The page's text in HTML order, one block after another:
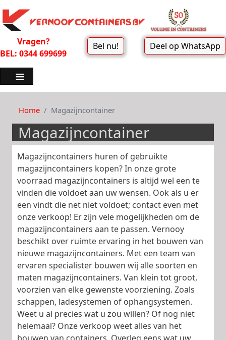
Vragen?
BEL: 0344 699699
Bel nu! Deel op WhatsApp
Home Magazijncontainer
Magazijncontainer
Magazijncontainers huren of gebruikte
magazijncontainers kopen? In onze grote
voorraad magazijncontainers is altijd wel een te
vinden die voldoet aan uw wensen. Ook als u er
een vindt die net niet voldoet; contact even met
onze verkoop! Er zijn vele mogelijkheden om de
magazijncontainers aan te passen. Vernooy
beschikt over ruimte ervaring in het bouwen van
nieuwe magazijncontainers. Met een team van
ervaren specialister bouwen wij alle soorten en
maten magazijncontainers. Van klein tot groot,
voorzien van elke gewenste voorziening. Zoals
schappen, ladesystemen of ophangsystemen.
Weet u al precies wat u zou willen? Of nog niet
helemaal? Onze verkoop weet alles van het